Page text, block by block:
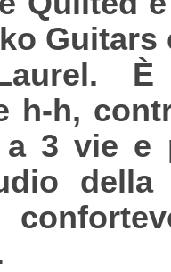
h-h,
3 vie e
della